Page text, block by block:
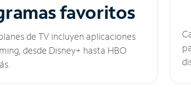
favoritos
de TV incluyen aplicaciones
desde Disney+ hasta HBO